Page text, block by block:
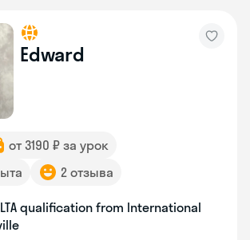
Edward
от 3190 ₽ за урок
2 отзыва
qualification from International